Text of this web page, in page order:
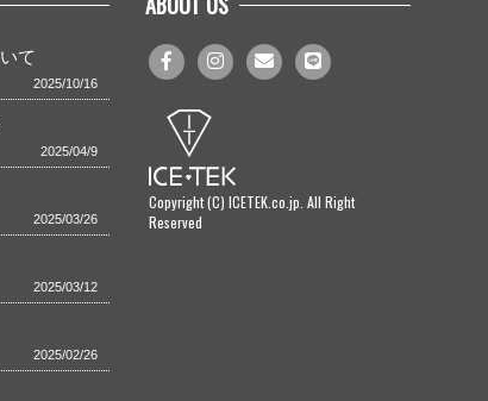
て
2025/10/16
2025/04/9
2025/03/26
2025/03/12
2025/02/26
Copyright (C) ICETEK.co.jp. All Right
Reserved